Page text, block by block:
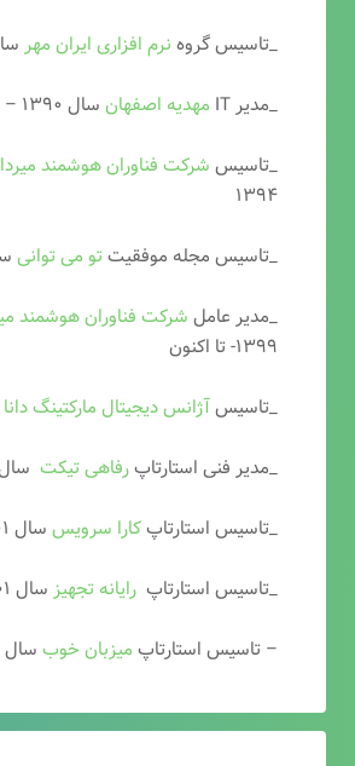
_تاسیس گروه نرم افزاری ایران مهر سال
_مدیر IT
مهدیه اصفهان سال ۱۳۹۰ – ۱۳۹۱
_تاسیس شرکت فناوران هوشمند
۱۳۹۴
_تاسیس مجله موفقیتتو می توانی
_مدیر عامل شرکت فناوران هوشمند
۱۳۹۹- تا اکنون
_تاسیسآژانس دیجیتال مارکتینگ دانا
_مدیر فنی استارتاپرفاهی تیکت سال
_تاسیس استارتاپکارا سرویس سال ۱۴۰۱
_تاسیس استارتاپ رایانه تجهیز سال ۱۴۰۱
– تاسیس استارتاپ میزبان خوب سال ۱۴۰۲